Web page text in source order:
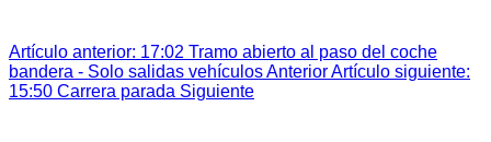
Artículo anterior: 17:02 Tramo abierto al paso del coche
bandera - Solo salidas vehículosAnteriorArtículo siguiente:
15:50 Carrera parada Siguiente